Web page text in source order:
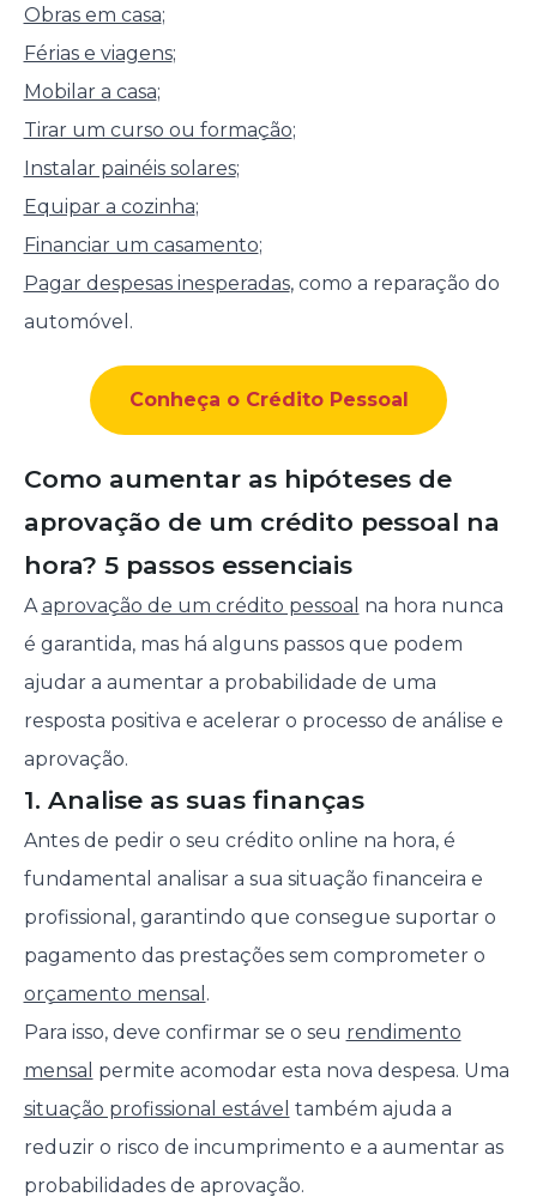
Obras em casa;
Férias e viagens;
Mobilar a casa;
Tirar um curso ou formação;
Instalar painéis solares;
Equipar a cozinha;
Financiar um casamento;
Pagar despesas inesperadas, como a reparação do
automóvel.
Conheça o Crédito Pessoal
Como aumentar as hipóteses de
aprovação de um crédito pessoal na
hora? 5 passos essenciais
Aaprovação de um crédito pessoal na hora nunca
é garantida, mas há alguns passos que podem
ajudar a aumentar a probabilidade de uma
resposta positiva e acelerar o processo de análise e
aprovação.
1. Analise as suas finanças
Antes de pedir o seu crédito online na hora, é
fundamental analisar a sua situação financeira e
profissional, garantindo que consegue suportar o
pagamento das prestações sem comprometer o
orçamento mensal .
Para isso, deve confirmar se o seu rendimento
mensal permite acomodar esta nova despesa. Uma
situação profissional estável também ajuda a
reduzir o risco de incumprimento e a aumentar as
probabilidades de aprovação.